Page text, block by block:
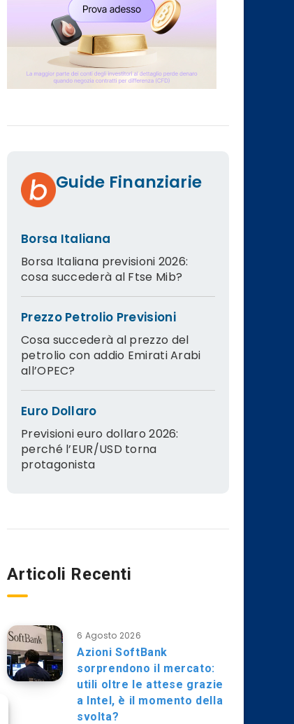
Guide Finanziarie
Borsa Italiana
Borsa Italiana previsioni 2026:
cosa succederà al Ftse Mib?
Prezzo Petrolio Previsioni
Cosa succederà al prezzo del
petrolio con addio Emirati Arabi
all’OPEC?
Euro Dollaro
Previsioni euro dollaro 2026:
perché l’EUR/USD torna
protagonista
Articoli Recenti
6 Agosto 2026
Azioni SoftBank
sorprendono il mercato:
utili oltre le attese grazie
a Intel, è il momento della
svolta?